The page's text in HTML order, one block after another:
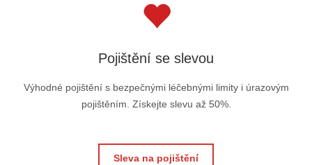
Pojištění se slevou
Výhodné pojištění s bezpečnými léčebnými limity i úrazovým
pojištěním. Získejte slevu až 50%.
Sleva na pojištění